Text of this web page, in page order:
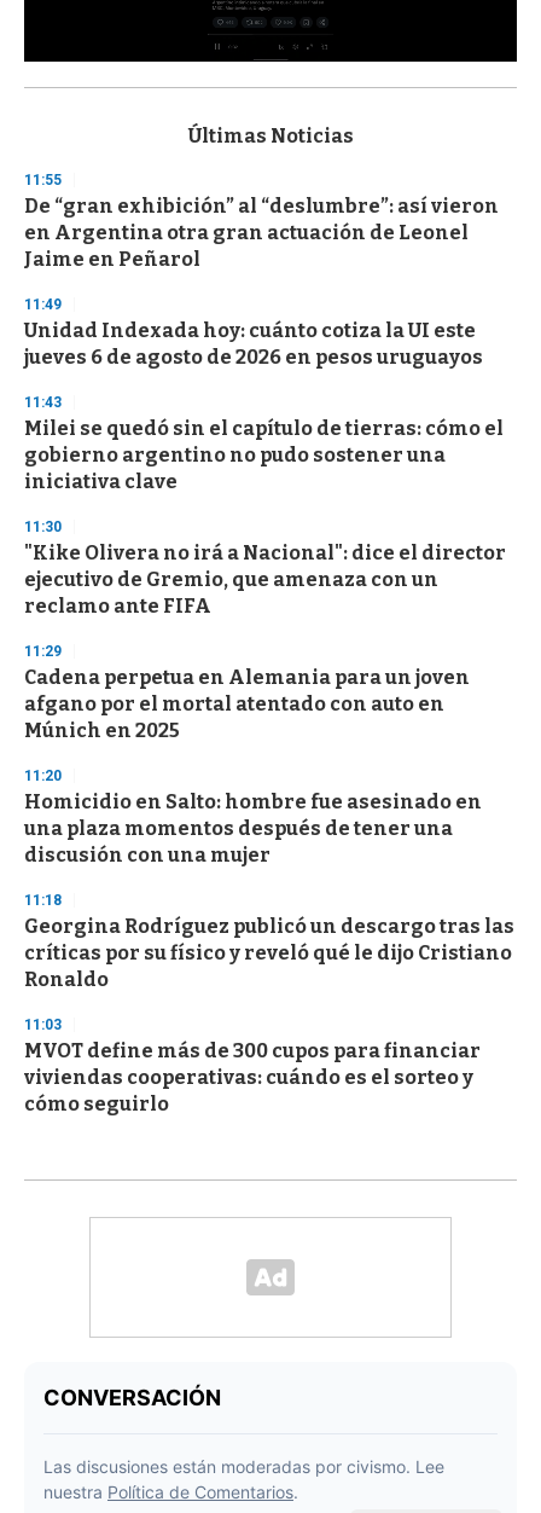
s
d
s
o
f
3
s
e
c
o
d
s
Últimas Noticias
11:55
De “gran exhibición” al “deslumbre”: así vieron
en Argentina otra gran actuación de Leonel
Jaime en Peñarol
11:49
Unidad Indexada hoy: cuánto cotiza la UI este
jueves 6 de agosto de 2026 en pesos uruguayos
11:43
Milei se quedó sin el capítulo de tierras: cómo el
gobierno argentino no pudo sostener una
iniciativa clave
11:30
"Kike Olivera no irá a Nacional": dice el director
ejecutivo de Gremio, que amenaza con un
reclamo ante FIFA
11:29
Cadena perpetua en Alemania para un joven
afgano por el mortal atentado con auto en
Múnich en 2025
11:20
Homicidio en Salto: hombre fue asesinado en
una plaza momentos después de tener una
discusión con una mujer
11:18
Georgina Rodríguez publicó un descargo tras las
críticas por su físico y reveló qué le dijo Cristiano
Ronaldo
11:03
MVOT define más de 300 cupos para financiar
viviendas cooperativas: cuándo es el sorteo y
cómo seguirlo